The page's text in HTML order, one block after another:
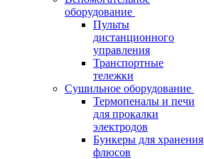
оборудование
Пульты
дистанционного
управления
Транспортные
тележки
Сушильное оборудование
Термопеналы и печи
для прокалки
электродов
Бункеры для хранения
флюсов